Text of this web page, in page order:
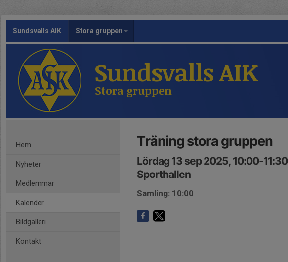
Sundsvalls AIK Stora gruppen
Sundsvalls AIK
Stora gruppen
Hem
Nyheter
Medlemmar
Kalender
Bildgalleri
Kontakt
Träning stora gruppen
Lördag 13 sep 2025, 10:00-11:30
Sporthallen
Samling: 10:00